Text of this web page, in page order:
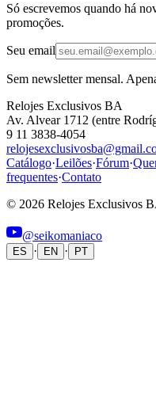
Só escrevemos quando há
promoções.
Seu email
Sem newsletter mensal.
Relojes Exclusivos BA
Av. Alvear 1712 (entre
9 11 3838-4054
Catálogo·Leilões·Fórum·
frequentes·Contato
© 2026 Relojes Exclusivos
@seikomaniaco
ES · EN · PT